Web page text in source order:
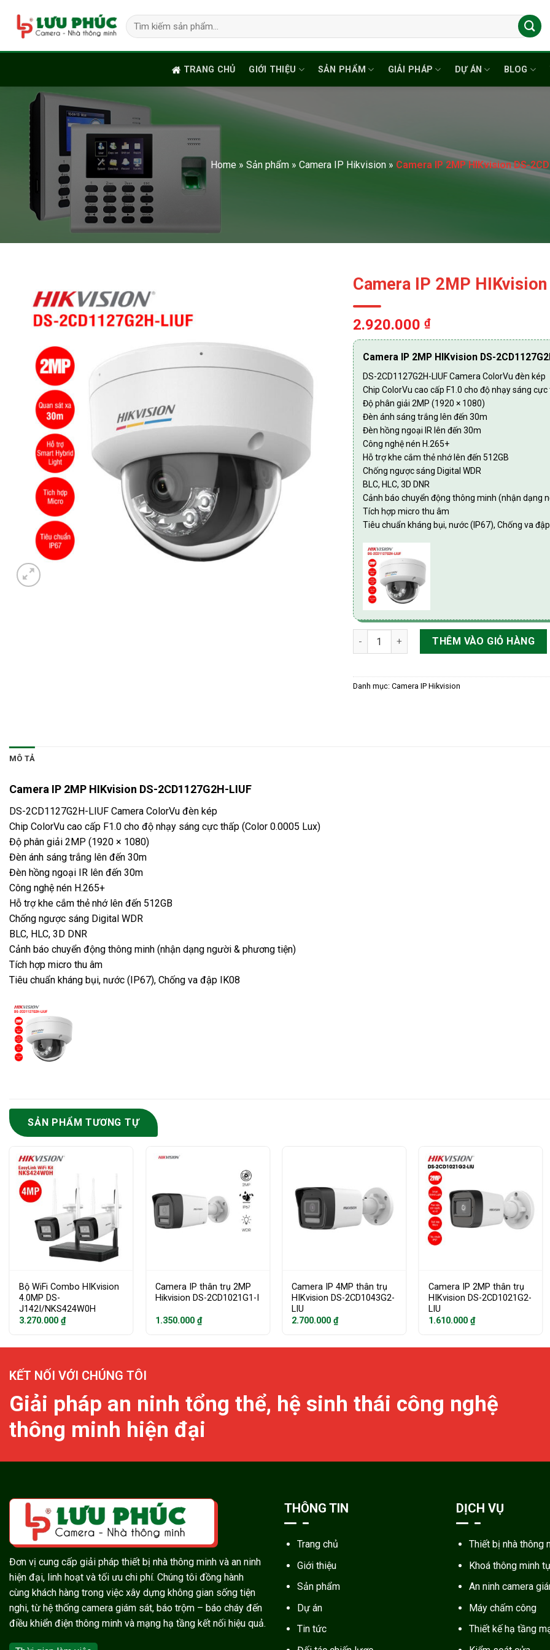
content
Tìm
kiếm:
TRANG CHỦ GIỚI THIỆU SẢN PHẨM GIẢI PHÁP DỰ ÁN BLOG
Home » Sản phẩm » Camera IP Hikvision » Camera IP 2MP HIKvision DS-
Camera IP 2MP
2.920.000 ₫
Camera IP 2MP HIKvision DS-
DS-2CD1127G2H-LIUF Camera ColorVu đèn kép
Chip ColorVu cao cấp F1.0 cho độ nhạy sáng
Độ phân giải 2MP (1920 × 1080)
Đèn ánh sáng trắng lên đến 30m
Đèn hồng ngoại IR lên đến 30m
Công nghệ nén H.265+
Hỗ trợ khe cắm thẻ nhớ lên đến 512GB
Chống ngược sáng Digital WDR
BLC, HLC, 3D DNR
Cảnh báo chuyển động thông minh (nhận dạng
Tích hợp micro thu âm
Tiêu chuẩn kháng bụi, nước (IP67), Chống va
Camera IP 2MP HIKvision DS-2CD1127G2H-
THÊM VÀO GIỎ HÀNG
Danh mục: Camera IP Hikvision
MÔ TẢ
Camera IP 2MP HIKvision DS-2CD1127G2H-LIUF
DS-2CD1127G2H-LIUF Camera ColorVu đèn kép
Chip ColorVu cao cấp F1.0 cho độ nhạy sáng cực thấp (Color 0.0005 Lux)
Độ phân giải 2MP (1920 × 1080)
Đèn ánh sáng trắng lên đến 30m
Đèn hồng ngoại IR lên đến 30m
Công nghệ nén H.265+
Hỗ trợ khe cắm thẻ nhớ lên đến 512GB
Chống ngược sáng Digital WDR
BLC, HLC, 3D DNR
Cảnh báo chuyển động thông minh (nhận dạng người & phương tiện)
Tích hợp micro thu âm
Tiêu chuẩn kháng bụi, nước (IP67), Chống va đập IK08
SẢN PHẨM TƯƠNG TỰ
Bộ WiFi Combo HIKvision
4.0MP DS-
J142I/NKS424W0H
3.270.000 ₫
Camera IP thân trụ 2MP
Hikvision DS-2CD1021G1-I
1.350.000₫
Camera IP 4MP thân trụ
HIKvision DS-2CD1043G2-
LIU
2.700.000₫
Camera IP 2MP thân trụ
HIKvision DS-2CD1021G2-
LIU
1.610.000 ₫
KẾT NỐI VỚI CHÚNG TÔI
Giải pháp an ninh tổng thể, hệ sinh thái công nghệ
thông minh hiện đại
Đơn vị cung cấp giải pháp thiết bị nhà thông minh và an ninh
hiện đại, linh hoạt và tối ưu chi phí. Chúng tôi đồng hành
cùng khách hàng trong việc xây dựng không gian sống tiện
nghi, từ hệ thống camera giám sát, báo trộm – báo cháy đến
điều khiển điện thông minh và mạng hạ tầng kết nối hiệu quả.
THÔNG TIN
Trang chủ
Giới thiệu
Sản phẩm
Dự án
Tin tức
DỊCH VỤ
Thiết bị nhà thông
Khoá thông minh
An ninh camera
Máy chấm công
Thiết kế hạ tầng